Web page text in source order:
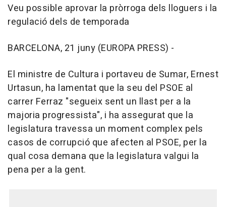
Veu possible aprovar la pròrroga dels lloguers i la
regulació dels de temporada
BARCELONA, 21 juny (EUROPA PRESS) -
El ministre de Cultura i portaveu de Sumar, Ernest
Urtasun, ha lamentat que la seu del PSOE al
carrer Ferraz "segueix sent un llast per a la
majoria progressista", i ha assegurat que la
legislatura travessa un moment complex pels
casos de corrupció que afecten al PSOE, per la
qual cosa demana que la legislatura valgui la
pena per a la gent.